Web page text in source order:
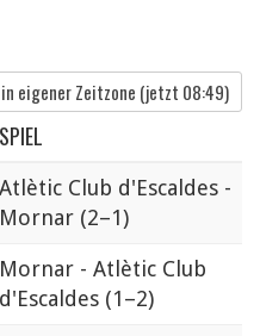
eigener Zeitzone (jetzt 08:49)
SPIEL
Atlètic Club d'Escaldes -
Mornar (2–1)
Mornar - Atlètic Club
d'Escaldes (1–2)